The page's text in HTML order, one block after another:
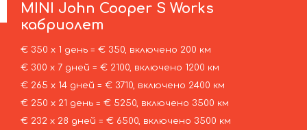
MINI John Cooper S Works
кабриолет
€ 350 х 1 день = € 350, включено 200 км
€ 300 х 7 дней = € 2100, включено 1200 км
€ 265 х 14 дней = € 3710, включено 2400 км
€ 250 х 21 день = € 5250, включено 3500 км
€ 232 х 28 дней = € 6500, включено 3500 км